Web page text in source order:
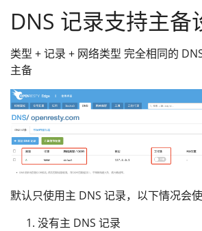
DNS 记录支持主备
类型 + 记录 + 网络类型 完全相同的
主备
默认只使用主 DNS 记录，以下情况会使
没有主 DNS 记录